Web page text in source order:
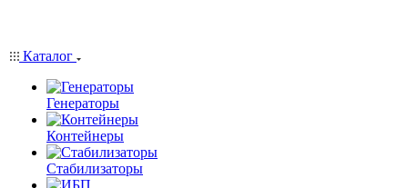
Каталог
Генераторы
Контейнеры
Стабилизаторы